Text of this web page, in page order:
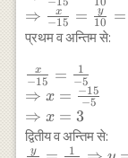
{a_2}
{b_2}
2 \\ -5 & 7
3 \\ 7 & 8
\end{array}}
\frac{x}{3
\times
⇒ −15
x = 10
y =
प्रथम व अन्तिम से:
\frac{x}
{-15}=\frac{1}
{-5}\\
\Rightarrow
x=\frac{-15}
−15
x = −5
1
⇒ x = −5
−15
⇒ x = 3
द्वितीय व अन्तिम से:
y 1